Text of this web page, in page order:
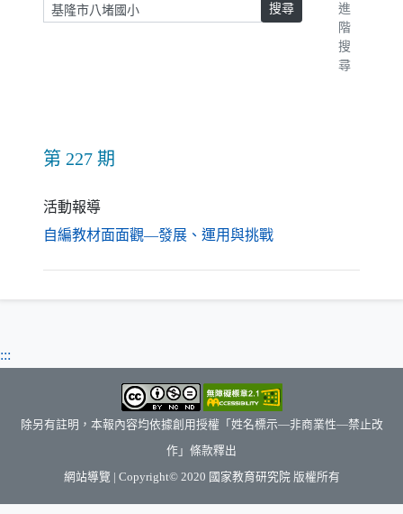
請輸入關鍵字 搜尋
進
階
搜
尋
第 227 期
活動報導
自編教材面面觀—發展、運用與挑戰（另開新視窗）
:::
除另有註明，本報內容均依據創用授權「姓名標示—非商業性—禁止改
作」條款釋出
網站導覽 | Copyright© 2020 國家教育研究院（另開新視窗）
版權所有